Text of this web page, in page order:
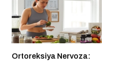
Ortoreksiya Nervoza: